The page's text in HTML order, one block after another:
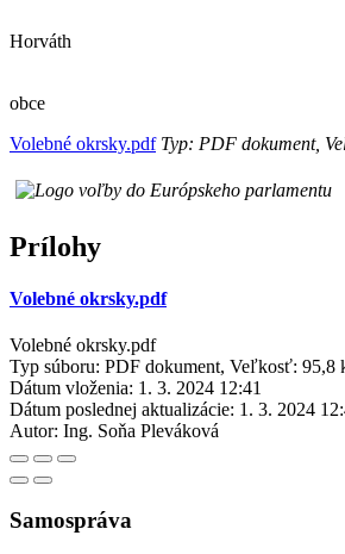
Ing.
Horváth
obce
Volebné okrsky.pdfTyp: PDF dokument,
Prílohy
Volebné okrsky.pdf
Volebné okrsky.pdf
Typ súboru: PDF dokument, Veľkosť: 95,8
Dátum vloženia: 1. 3. 2024 12:41
Dátum poslednej aktualizácie: 1. 3. 2024
Autor: Ing. Soňa Pleváková
Samospráva